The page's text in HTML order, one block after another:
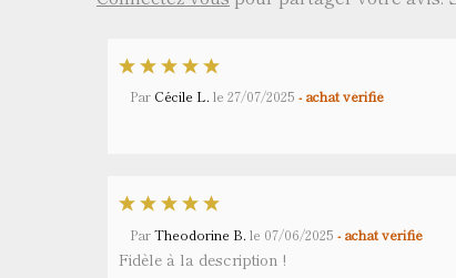
Par Cécile L. le 27/07/2025 - achat vérifié
ParTheodorine B. le 07/06/2025 - achat vérifié
Fidèle à la description !